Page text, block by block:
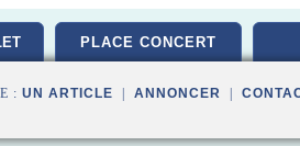
PLACE CONCERT
: UN ARTICLE ANNONCER